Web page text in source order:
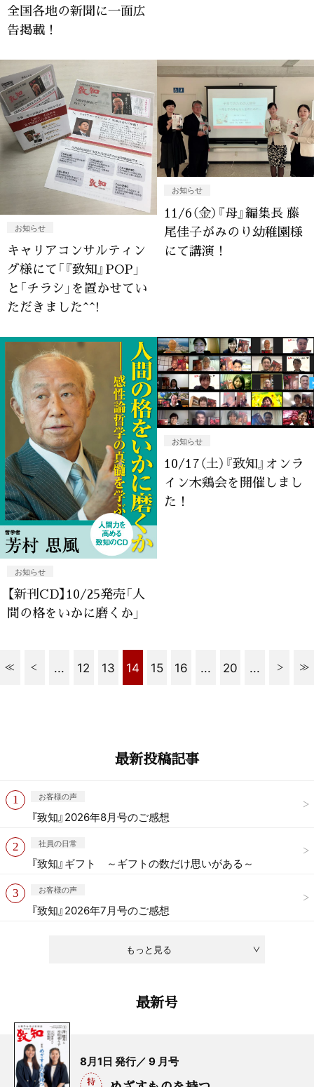
全国各地の新聞に一面広
告掲載！
お知らせ
キャリアコンサルティン
グ様にて「『致知』POP」
と「チラシ」を置かせてい
ただきました^^!
お知らせ
11/6（金）『母』編集長 藤
尾佳子がみのり幼稚園様
にて講演！
お知らせ
【新刊CD】10/25発売「人
間の格をいかに磨くか」
お知らせ
10/17（土）『致知』オンラ
イン木鶏会を開催しまし
た！
... 12 13 14 15 16 ... 20 ...
最新投稿記事
もっと見る
お客様の声
『致知』2026年8月号のご感想
社員の日常
『致知』ギフト ～ギフトの数だけ思いがある～
お客様の声
『致知』2026年7月号のご感想
最新号
8月1日 発行／ 9 月号